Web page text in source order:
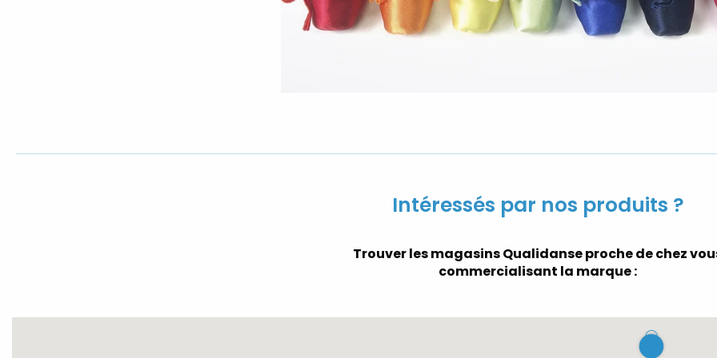
Intéressés par nos produits ?
Trouver les magasins Qualidanse proche de chez
commercialisant la marque :